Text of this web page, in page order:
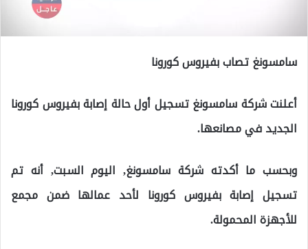
سامسونغ تصاب بفيروس كورونا
أعلنت شركة سامسونغ تسجيل أول حالة إصابة بفيروس كورونا
الجديد في مصانعها.
وبحسب ما أكدته شركة سامسونغ, اليوم السبت, أنه تم
تسجيل إصابة بفيروس كورونا لأحد عمالها ضمن مجمع
للأجهزة المحمولة.